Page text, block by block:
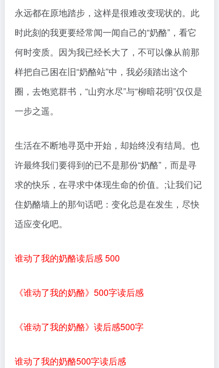
永远都在原地踏步，这样是很难改变现状的。此
时此刻的我更要经常闻一闻自己的“奶酪”，看它
何时变质。因为我已经长大了，不可以像从前那
样把自己困在旧“奶酪站”中，我必须踏出这个
圈，去饱览群书，“山穷水尽”与“柳暗花明”仅仅是
一步之遥。
生活在不断地寻觅中开始，却始终没有结局。也
许最终我们要得到的已不是那份“奶酪”，而是寻
求的快乐，在寻求中体现生命的价值。;让我们记
住奶酪墙上的那句话吧：变化总是在发生，尽快
适应变化吧。
谁动了我的奶酪读后感 500
《谁动了我的奶酪》500字读后感
《谁动了我的奶酪》读后感500字
谁动了我的奶酪500字读后感